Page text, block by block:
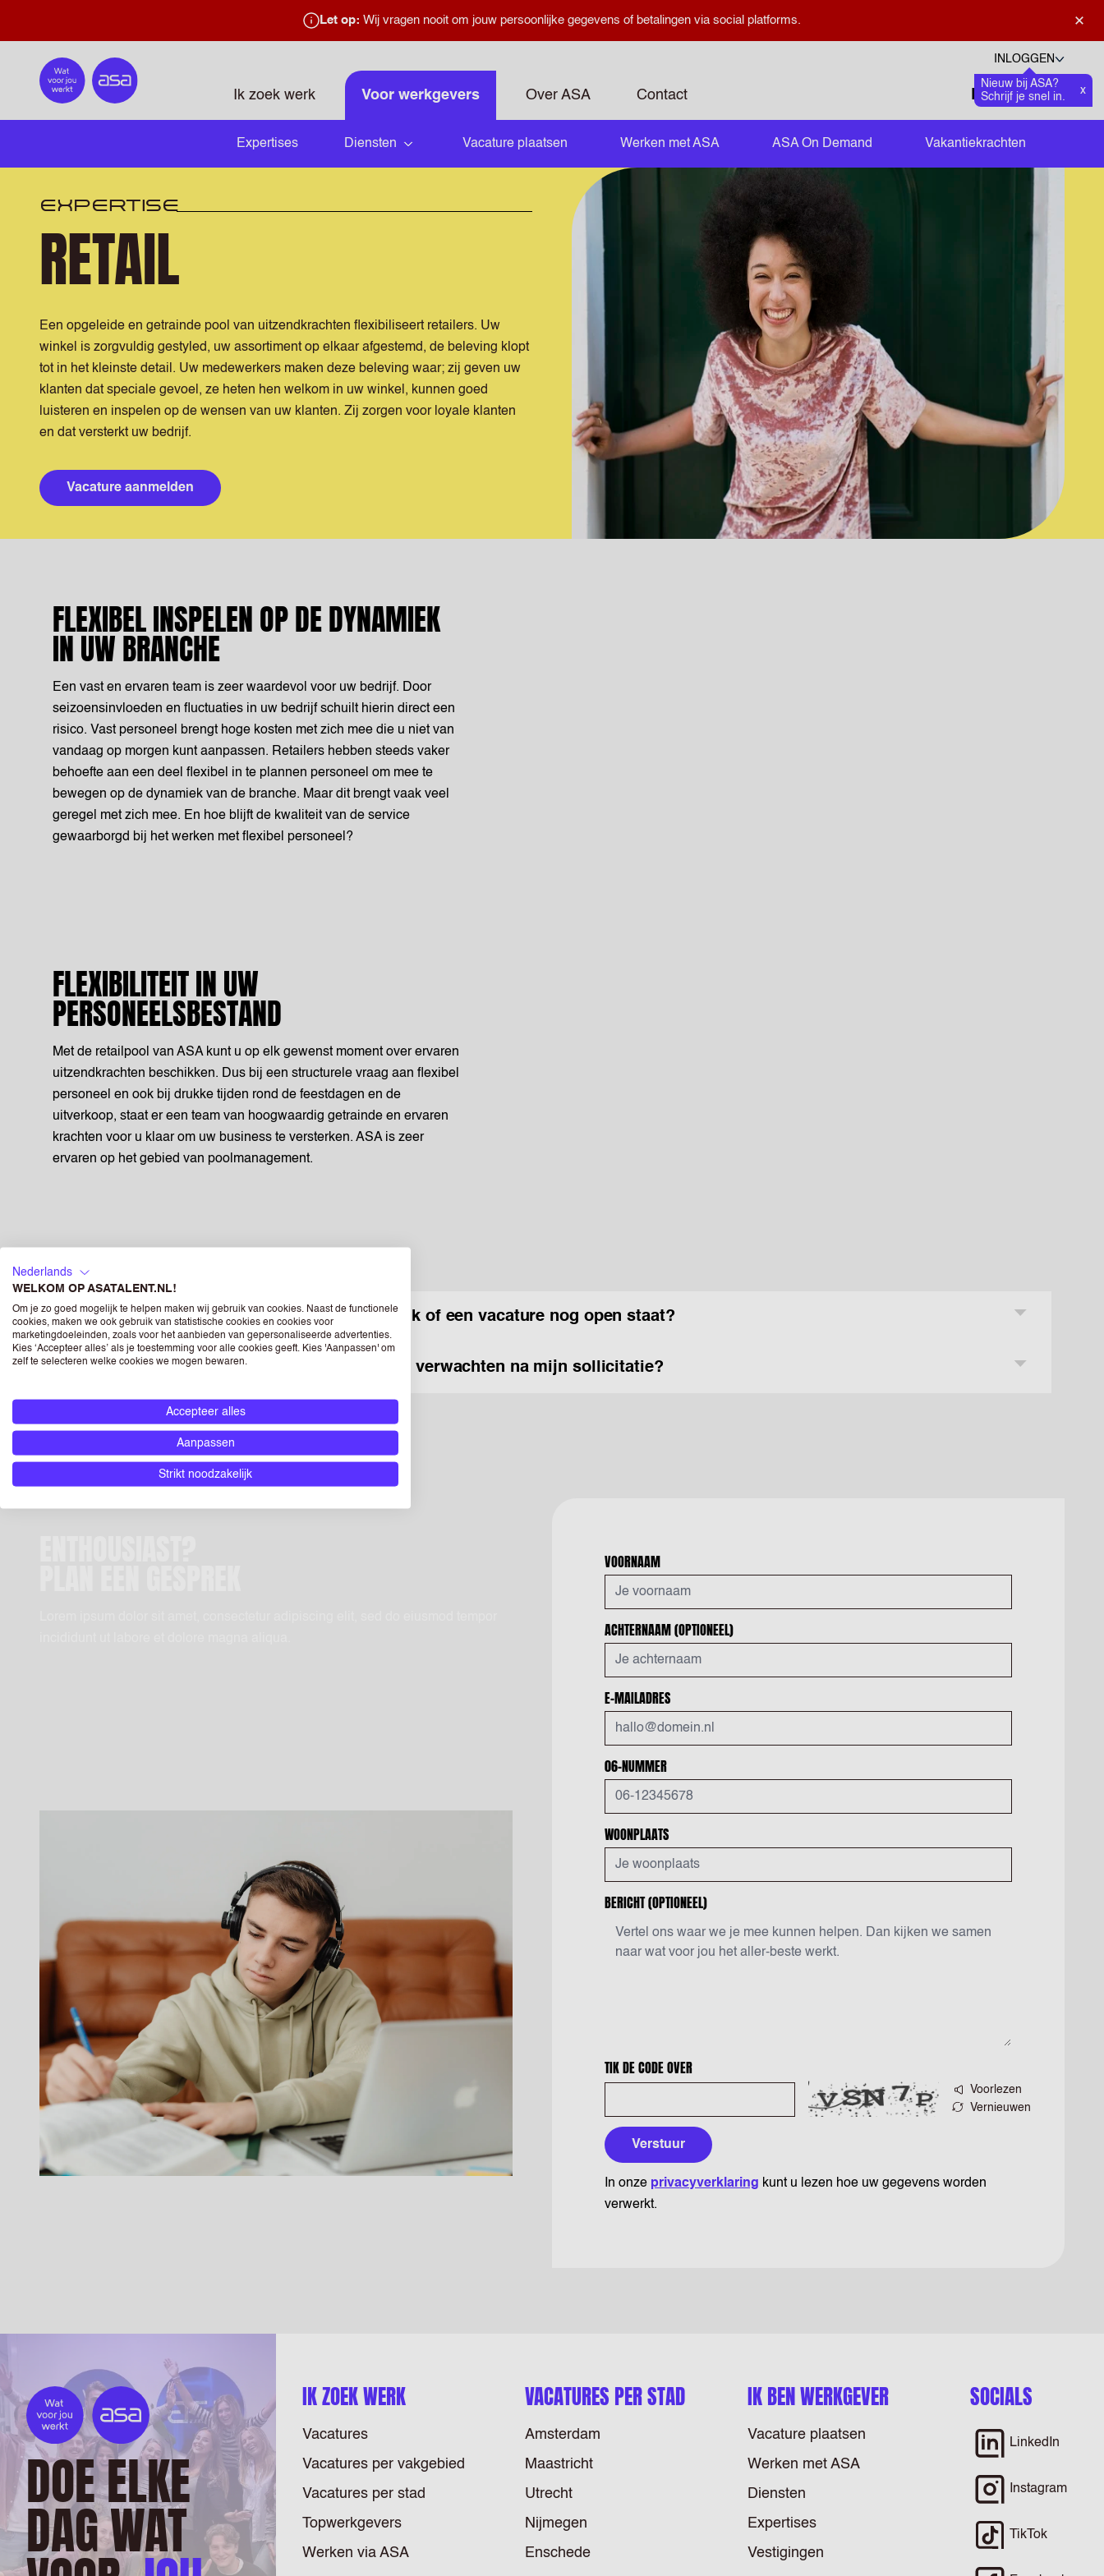
×
Let op: Wij vragen nooit om jouw persoonlijke gegevens of betalingen via social platforms.
Home
INLOGGEN
Nieuw bij ASA?
Schrijf je snel in.
x
Ik zoek werk Voor werkgevers Over ASA Contact
Talen
Zoeken openen
0
Expertises
Diensten
Vacature plaatsen Werken met ASA ASA On Demand Vakantiekrachten
RETAIL
EXPERTISE
Een opgeleide en getrainde pool van uitzendkrachten flexibiliseert retailers. Uw
winkel is zorgvuldig gestyled, uw assortiment op elkaar afgestemd, de beleving klopt
tot in het kleinste detail. Uw medewerkers maken deze beleving waar; zij geven uw
klanten dat speciale gevoel, ze heten hen welkom in uw winkel, kunnen goed
luisteren en inspelen op de wensen van uw klanten. Zij zorgen voor loyale klanten
en dat versterkt uw bedrijf.
Vacature aanmelden
FLEXIBEL INSPELEN OP DE DYNAMIEK
IN UW BRANCHE
Een vast en ervaren team is zeer waardevol voor uw bedrijf. Door
seizoensinvloeden en fluctuaties in uw bedrijf schuilt hierin direct een
risico. Vast personeel brengt hoge kosten met zich mee die u niet van
vandaag op morgen kunt aanpassen. Retailers hebben steeds vaker
behoefte aan een deel flexibel in te plannen personeel om mee te
bewegen op de dynamiek van de branche. Maar dit brengt vaak veel
geregel met zich mee. En hoe blijft de kwaliteit van de service
gewaarborgd bij het werken met flexibel personeel?
FLEXIBILITEIT IN UW
PERSONEELSBESTAND
Met de retailpool van ASA kunt u op elk gewenst moment over ervaren
uitzendkrachten beschikken. Dus bij een structurele vraag aan flexibel
personeel en ook bij drukke tijden rond de feestdagen en de
uitverkoop, staat er een team van hoogwaardig getrainde en ervaren
krachten voor u klaar om uw business te versterken. ASA is zeer
ervaren op het gebied van poolmanagement.
FAQ Hoe weet ik of een vacature nog open staat?
Wat kan ik verwachten na mijn sollicitatie?
VOORNAAM
ACHTERNAAM(OPTIONEEL)
E-MAILADRES
06-NUMMER
WOONPLAATS
BERICHT(OPTIONEEL)
TIK DE CODE OVER
Voorlezen
Vernieuwen
Verstuur
In onze privacyverklaring kunt u lezen hoe uw gegevens worden
verwerkt.
DOE ELKE
DAG WAT
IK ZOEK WERK
Vacatures
Vacatures per vakgebied
Vacatures per stad
Topwerkgevers
Werken via ASA
VACATURES PER STAD
Amsterdam
Maastricht
Utrecht
Nijmegen
Enschede
IK BEN WERKGEVER
Vacature plaatsen
Werken met ASA
Diensten
Expertises
Vestigingen
SOCIALS
LinkedIn
Instagram
TikTok
Nederlands
WELKOM OP ASATALENT.NL!
Om je zo goed mogelijk te helpen maken wij gebruik van cookies. Naast de functionele
cookies, maken we ook gebruik van statistische cookies en cookies voor
marketingdoeleinden, zoals voor het aanbieden van gepersonaliseerde advertenties.
Kies ‘Accepteer alles’ als je toestemming voor alle cookies geeft. Kies 'Aanpassen' om
zelf te selecteren welke cookies we mogen bewaren.
Accepteer alles
Aanpassen
Strikt noodzakelijk